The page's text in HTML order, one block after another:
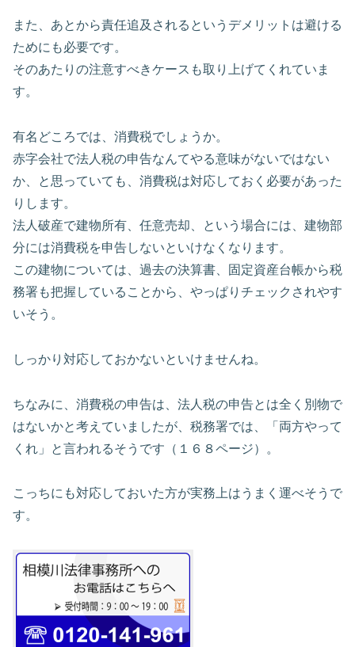
また、あとから責任追及されるというデメリットは避ける
ためにも必要です。
そのあたりの注意すべきケースも取り上げてくれていま
す。
有名どころでは、消費税でしょうか。
赤字会社で法人税の申告なんてやる意味がないではない
か、と思っていても、消費税は対応しておく必要があった
りします。
法人破産で建物所有、任意売却、という場合には、建物部
分には消費税を申告しないといけなくなります。
この建物については、過去の決算書、固定資産台帳から税
務署も把握していることから、やっぱりチェックされやす
いそう。
しっかり対応しておかないといけませんね。
ちなみに、消費税の申告は、法人税の申告とは全く別物で
はないかと考えていましたが、税務署では、「両方やって
くれ」と言われるそうです（１６８ページ）。
こっちにも対応しておいた方が実務上はうまく運べそうで
す。